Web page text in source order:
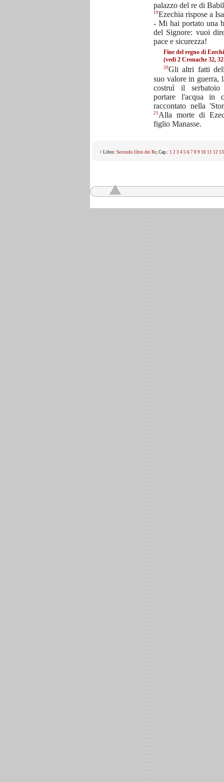
palazzo del re di
19Ezechia rispose a
- Mi hai portato una
del Signore: vuoi
pace e sicurezza!
Fine del regno di
(vedi 2 Cronache 32,
20Gli altri fatti
suo valore in guerra,
costruì il
portare l'acqua in
raccontato nella
21 Alla morte di
figlio Manasse.
> Libro: Secondo libro dei Re, Cap.: 1 2 3 4 5 6 7 8 9 10 11 12 13